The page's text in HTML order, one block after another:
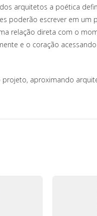
arquitetos a poética
poderão escrever em um
relação direta com o
e o coração
aproximando